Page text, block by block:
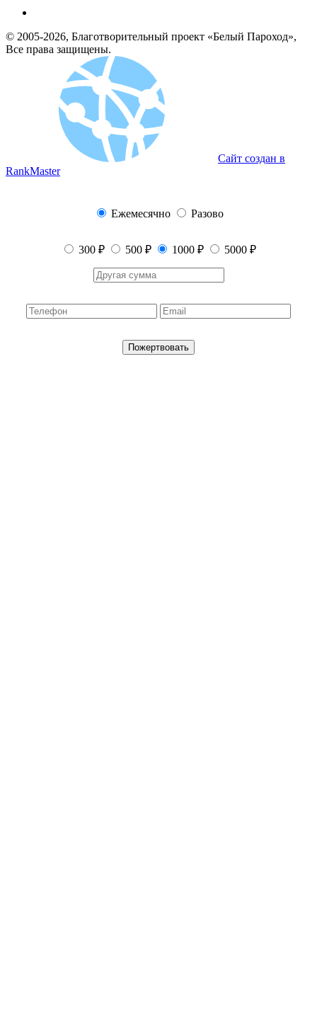
© 2005-2026, Благотворительный проект «Белый Пароход»,
Все права защищены.
Сайт создан в
RankMaster
Ежемесячно Разово
300 ₽ 500 ₽ 1000 ₽ 5000 ₽
Пожертвовать